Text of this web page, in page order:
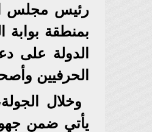
رئيس مجلس
بمنطقة
الدولة على
الحرفيين
وخلال
يأتي ضمن